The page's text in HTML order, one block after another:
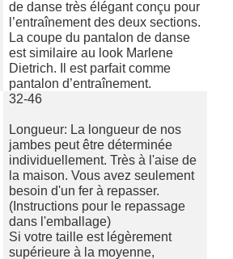
de danse très élégant conçu pour
l’entraînement des deux sections.
La coupe du pantalon de danse
est similaire au look Marlene
Dietrich. Il est parfait comme
pantalon d’entraînement.
32-46
Longueur: La longueur de nos
jambes peut être déterminée
individuellement. Très à l'aise de
la maison. Vous avez seulement
besoin d'un fer à repasser.
(Instructions pour le repassage
dans l'emballage)
Si votre taille est légèrement
supérieure à la moyenne,